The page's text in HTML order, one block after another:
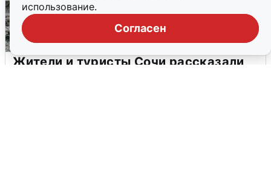
использование.
Согласен
Жители и туристы Сочи рассказали